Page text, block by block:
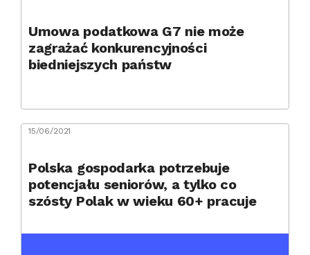
Umowa podatkowa G7 nie może
zagrażać konkurencyjności
biedniejszych państw
15/06/2021
Polska gospodarka potrzebuje
potencjału seniorów, a tylko co
szósty Polak w wieku 60+ pracuje